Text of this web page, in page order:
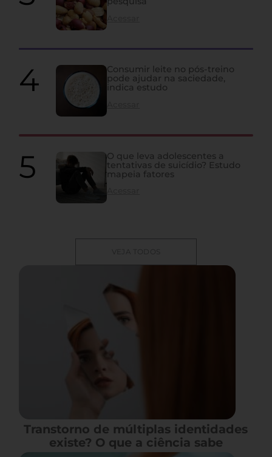
Consumir leite no pós-treino
pode ajudar na saciedade,
indica estudo
O que leva adolescentes a
tentativas de suicídio? Estudo
mapeia fatores
VEJA TODOS
Transtorno de múltiplas identidades
existe? O que a ciência sabe